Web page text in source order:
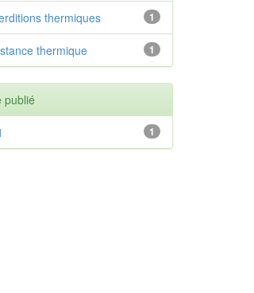
1
thermiques
1
thermique
publié
1